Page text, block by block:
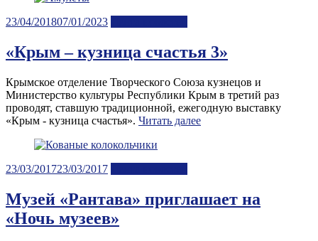
Posted
23/04/201807/01/2023
«Крым – кузница счастья 3»
Крымское отделение Творческого Союза кузнецов и
Министерство культуры Республики Крым в третий раз
проводят, ставшую традиционной, ежегодную выставку
«Крым - кузница счастья». Читать далее
Posted
23/03/201723/03/2017
Музей «Рантава» приглашает на
«Ночь музеев»